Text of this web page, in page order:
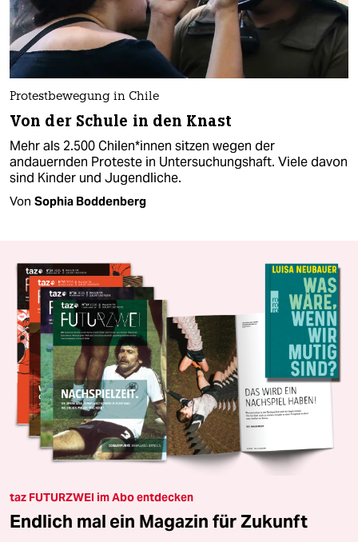
Protestbewegung in Chile
Von der Schule in den Knast
Mehr als 2.500 Chilen*innen sitzen wegen der
andauernden Proteste in Untersuchungshaft. Viele davon
sind Kinder und Jugendliche.
Von Sophia Boddenberg
taz FUTURZWEI im Abo entdecken
Endlich mal ein Magazin für Zukunft